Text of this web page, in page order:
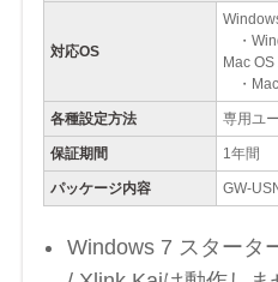
対応OS
・
Mac
・
各種設定方法 専用ユ
保証期間 1年間
パッケージ内容 GW-
Windows 7 スタータ